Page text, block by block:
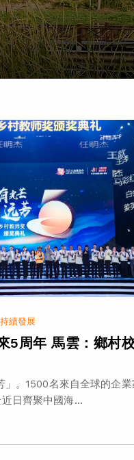
續發展
5周年 馬雲：鄉村
」。1500名來自全球的企業
日齊聚中國海...